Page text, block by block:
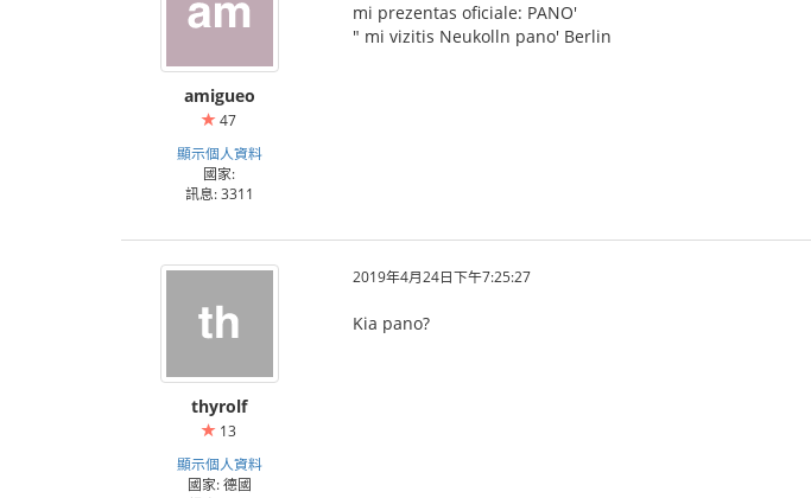
amigueo
47
顯示個人資料
國家:
訊息: 3311
mi prezentas oficiale: PANO'
" mi vizitis Neukolln pano' Berlin
thyrolf
13
顯示個人資料
國家: 德國
2019年4月24日下午7:25:27
Kia pano?